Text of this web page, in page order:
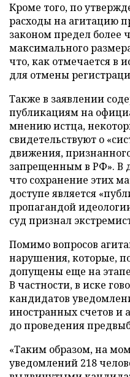
Кроме того, по
расходы на агитацию
законом предел более
максимального
что, как отмечается в
для отмены
Также в заявлении
публикациям на
мнению истца,
свидетельствуют о
движения,
запрещенным в РФ». В
что сохранение этих
доступе является
пропагандой
суд признал
Помимо вопросов
нарушения, которые,
допущены еще на
В частности, в иске
кандидатов
иностранных счетов и
до проведения
«Таким образом, на
уведомлений 218